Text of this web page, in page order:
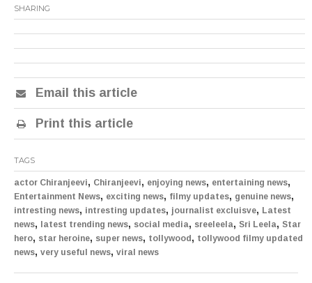
SHARING
Email this article
Print this article
TAGS
actor Chiranjeevi, Chiranjeevi, enjoying news, entertaining news,
Entertainment News, exciting news, filmy updates, genuine news,
intresting news, intresting updates, journalist excluisve, Latest
news, latest trending news, social media, sreeleela, Sri Leela, Star
hero, star heroine, super news, tollywood, tollywood filmy updated
news, very useful news, viral news